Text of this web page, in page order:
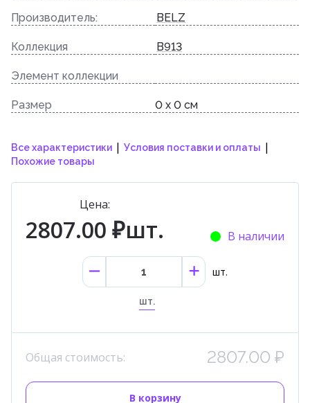
Производитель: BELZ
Коллекция B913
Элемент коллекции
Размер 0 x 0 см
Все характеристики | Условия поставки и оплаты |
Похожие товары
Цена:
2807.00 ₽шт. В наличии
шт.
шт.
Общая стоимость: 2807.00 ₽
В корзину